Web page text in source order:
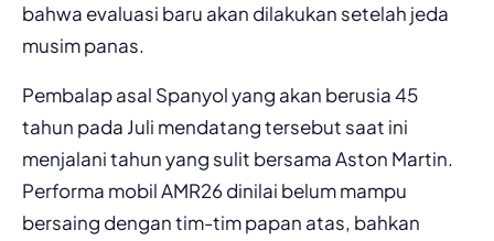
bahwa evaluasi baru akan dilakukan setelah jeda
musim panas.
Pembalap asal Spanyol yang akan berusia 45
tahun pada Juli mendatang tersebut saat ini
menjalani tahun yang sulit bersama Aston Martin.
Performa mobil AMR26 dinilai belum mampu
bersaing dengan tim-tim papan atas, bahkan